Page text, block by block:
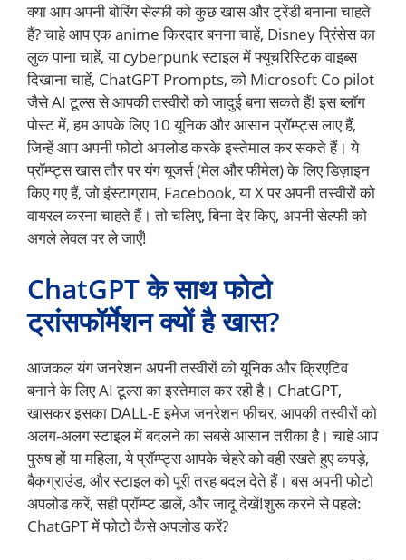
क्या आप अपनी बोरिंग सेल्फी को कुछ खास और ट्रेंडी बनाना चाहते
हैं? चाहे आप एक anime किरदार बनना चाहें, Disney प्रिंसेस का
लुक पाना चाहें, या cyberpunk स्टाइल में फ्यूचरिस्टिक वाइब्स
दिखाना चाहें, ChatGPT Prompts, को Microsoft Co pilot
जैसे AI टूल्स से आपकी तस्वीरों को जादुई बना सकते हैं! इस ब्लॉग
पोस्ट में, हम आपके लिए 10 यूनिक और आसान प्रॉम्प्ट्स लाए हैं,
जिन्हें आप अपनी फोटो अपलोड करके इस्तेमाल कर सकते हैं। ये
प्रॉम्प्ट्स खास तौर पर यंग यूजर्स (मेल और फीमेल) के लिए डिज़ाइन
किए गए हैं, जो इंस्टाग्राम, Facebook, या X पर अपनी तस्वीरों को
वायरल करना चाहते हैं। तो चलिए, बिना देर किए, अपनी सेल्फी को
अगले लेवल पर ले जाएँ!
ChatGPT के साथ फोटो
ट्रांसफॉर्मेशन क्यों है खास?
आजकल यंग जनरेशन अपनी तस्वीरों को यूनिक और क्रिएटिव
बनाने के लिए AI टूल्स का इस्तेमाल कर रही है। ChatGPT,
खासकर इसका DALL-E इमेज जनरेशन फीचर, आपकी तस्वीरों को
अलग-अलग स्टाइल में बदलने का सबसे आसान तरीका है। चाहे आप
पुरुष हों या महिला, ये प्रॉम्प्ट्स आपके चेहरे को वही रखते हुए कपड़े,
बैकग्राउंड, और स्टाइल को पूरी तरह बदल देते हैं। बस अपनी फोटो
अपलोड करें, सही प्रॉम्प्ट डालें, और जादू देखें!शुरू करने से पहले:
ChatGPT में फोटो कैसे अपलोड करें?